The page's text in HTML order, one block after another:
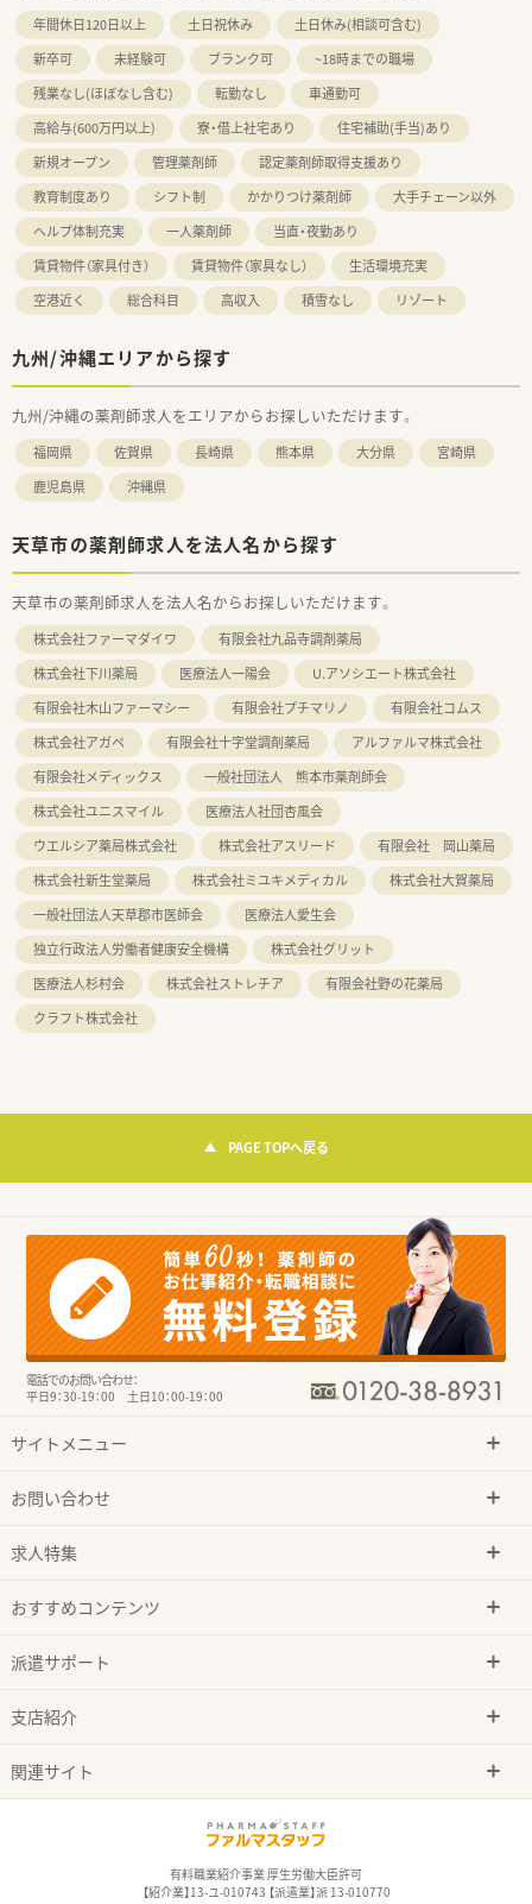
年間休日120日以上 土日祝休み
土日休み(相談可含む)
新卒可
未経験可 ブランク可
~18時までの職場
残業なし(ほぼなし含む)
転勤なし
車通勤可
高給与(600万円以上)
寮・借上社宅あり
住宅補助(手当)あり
新規オープン
管理薬剤師
認定薬剤師取得支援あり
教育制度あり
シフト制 かかりつけ薬剤師
大手チェーン以外
ヘルプ体制充実
一人薬剤師
当直・夜勤あり
賃貸物件（家具付き）
賃貸物件（家具なし）
生活環境充実
空港近く
総合科目 高収入 積雪なし リゾート
九州/沖縄エリアから探す
九州/沖縄の薬剤師求人をエリアからお探しいただけます。
福岡県 佐賀県 長崎県 熊本県 大分県
宮崎県
鹿児島県
沖縄県
天草市の薬剤師求人を法人名から探す
天草市の薬剤師求人を法人名からお探しいただけます。
株式会社ファーマダイワ
有限会社九品寺調剤薬局
株式会社下川薬局
医療法人一陽会
U.アソシエート株式会社
有限会社木山ファーマシー
有限会社プチマリノ
有限会社コムス
株式会社アガペ
有限会社十字堂調剤薬局
アルファルマ株式会社
有限会社メディックス
一般社団法人 熊本市薬剤師会
株式会社ユニスマイル
医療法人社団杏風会
ウエルシア薬局株式会社
株式会社アスリード
有限会社 岡山薬局
株式会社新生堂薬局
株式会社ミユキメディカル
株式会社大賀薬局
一般社団法人天草郡市医師会
医療法人愛生会
独立行政法人労働者健康安全機構
株式会社グリット
医療法人杉村会
株式会社ストレチア
有限会社野の花薬局
クラフト株式会社
PAGE TOPへ戻る
電話でのお問い合わせ：
平日9：30-19：00 土日10：00-19：00
サイトメニュー
お問い合わせ
求人特集
おすすめコンテンツ
派遣サポート
支店紹介
関連サイト
有料職業紹介事業 厚生労働大臣許可
【紹介業】13-ユ-010743 【派遣業】派 13-010770